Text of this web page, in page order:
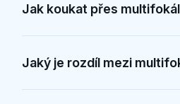
Jak koukat přes
Jaký je rozdíl mezi